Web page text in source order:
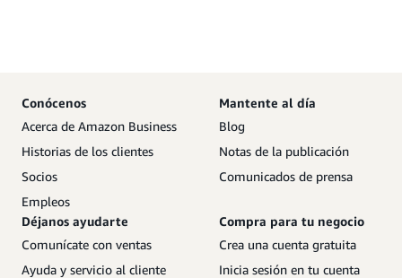
Conócenos
Acerca de Amazon Business
Historias de los clientes
Socios
Empleos
Mantente al día
Blog
Notas de la publicación
Comunicados de prensa
Déjanos ayudarte
Comunícate con ventas
Ayuda y servicio al cliente
Compra para tu negocio
Crea una cuenta gratuita
Inicia sesión en tu cuenta